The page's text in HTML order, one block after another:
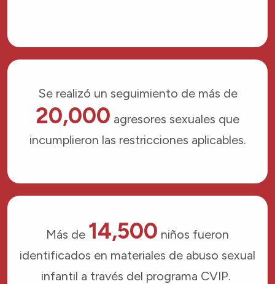
Se realizó un seguimiento de más de
20,000 agresores sexuales que
incumplieron las restricciones aplicables.
Más de 14,500 niños fueron
identificados en materiales de abuso sexual
infantil a través del programa CVIP.